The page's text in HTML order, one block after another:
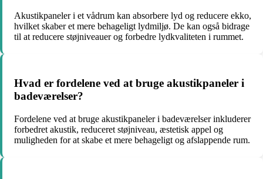
Akustikpaneler i et vådrum kan absorbere lyd og reducere ekko,
hvilket skaber et mere behageligt lydmiljø. De kan også bidrage
til at reducere støjniveauer og forbedre lydkvaliteten i rummet.
Hvad er fordelene ved at bruge akustikpaneler i
badeværelser?
Fordelene ved at bruge akustikpaneler i badeværelser inkluderer
forbedret akustik, reduceret støjniveau, æstetisk appel og
muligheden for at skabe et mere behageligt og afslappende rum.